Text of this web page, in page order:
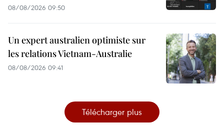
08/08/2026 09:50
Un expert australien optimiste sur
les relations Vietnam-Australie
08/08/2026 09:41
Télécharger plus